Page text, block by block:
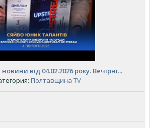
від 04.02.2026 року. Вечірні...
Полтавщина TV